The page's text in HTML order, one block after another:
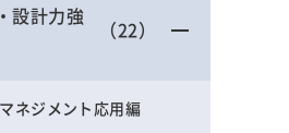
設計力強
（22）
ネジメント応用編